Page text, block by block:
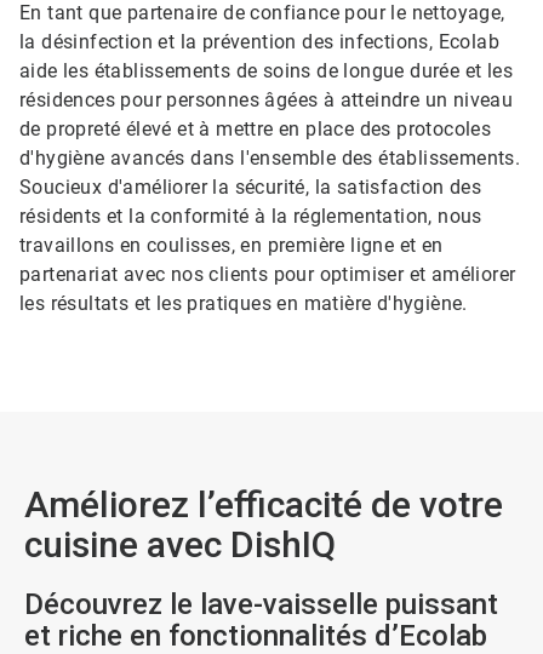
En tant que partenaire de confiance pour le nettoyage,
la désinfection et la prévention des infections, Ecolab
aide les établissements de soins de longue durée et les
résidences pour personnes âgées à atteindre un niveau
de propreté élevé et à mettre en place des protocoles
d'hygiène avancés dans l'ensemble des établissements.
Soucieux d'améliorer la sécurité, la satisfaction des
résidents et la conformité à la réglementation, nous
travaillons en coulisses, en première ligne et en
partenariat avec nos clients pour optimiser et améliorer
les résultats et les pratiques en matière d'hygiène.
Améliorez l’efficacité de votre
cuisine avec DishIQ
Découvrez le lave-vaisselle puissant
et riche en fonctionnalités d’Ecolab